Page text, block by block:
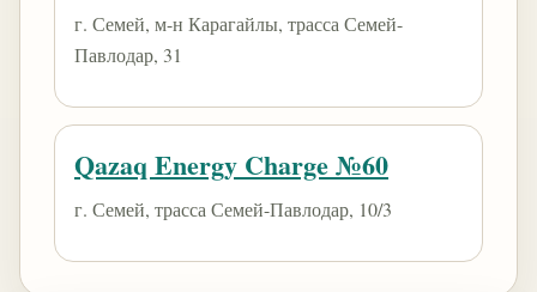
г. Семей, м-н Карагайлы, трасса Семей-
Павлодар, 31
Qazaq Energy Charge №60
г. Семей, трасса Семей-Павлодар, 10/3